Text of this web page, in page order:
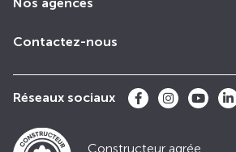
Contactez-nous
Réseaux sociaux
Constructeur agrée